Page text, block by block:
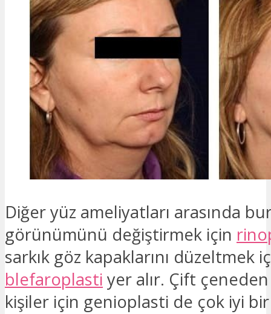
Diğer yüz ameliyatları arasında
görünümünü değiştirmek için
sarkık göz kapaklarını düzeltmek
blefaroplasti yer alır. Çift
kişiler için genioplasti de çok iyi